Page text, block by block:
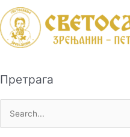
Претрага